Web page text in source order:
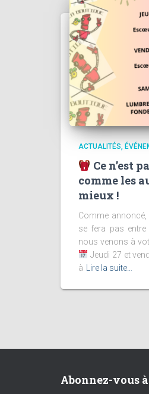
ACTUALITÉS
Ce n’est
comme les
mieux !
Comme
se fera pas entre
nous venons à
Jeudi 27 et
à
Lire la suite…
Abonnez-vous